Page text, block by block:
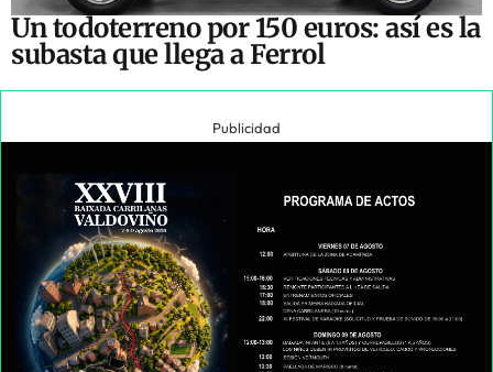
Un todoterreno por 150 euros: así es la
subasta que llega a Ferrol
Publicidad